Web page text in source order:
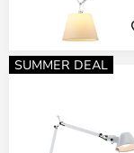
SUMMER DEAL